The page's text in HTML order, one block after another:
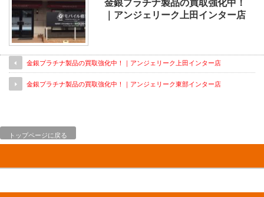
金銀プラチナ製品の買取強化中！
｜アンジェリーク上田インター店
金銀プラチナ製品の買取強化中！｜アンジェリーク上田インター店
金銀プラチナ製品の買取強化中！｜アンジェリーク東部インター店
トップページに戻る